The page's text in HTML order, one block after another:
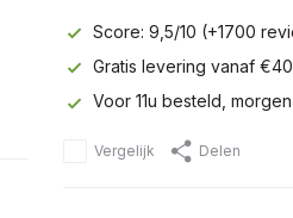
Score: 9,5/10 (+1700
Gratis levering vanaf €40
Voor 11u besteld,
Vergelijk Delen